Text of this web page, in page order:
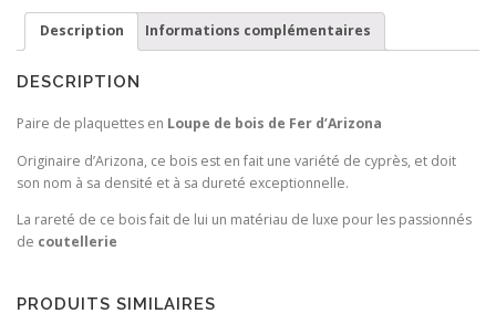
de
d'Arizona
Description Informations complémentaires
DESCRIPTION
Paire de plaquettes en Loupe de bois de Fer d’Arizona
Originaire d’Arizona, ce bois est en fait une variété de cyprès, et doit
son nom à sa densité et à sa dureté exceptionnelle.
La rareté de ce bois fait de lui un matériau de luxe pour les passionnés
de coutellerie
PRODUITS SIMILAIRES